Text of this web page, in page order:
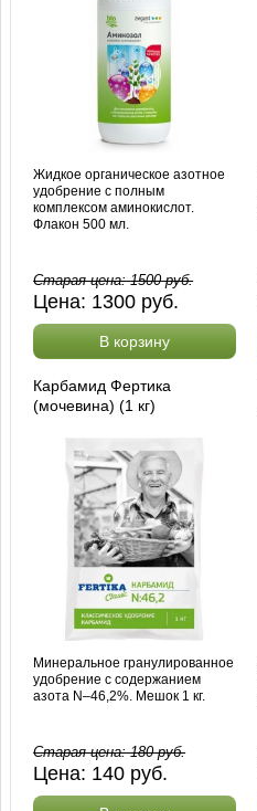
Жидкое органическое азотное
удобрение с полным
комплексом аминокислот.
Флакон 500 мл.
Старая цена:1500руб.
Цена: 1300 руб.
В корзину
Карбамид Фертика
(мочевина) (1 кг)
Минеральное гранулированное
удобрение с содержанием
азота N–46,2%. Мешок 1 кг.
Старая цена:180руб.
Цена: 140 руб.